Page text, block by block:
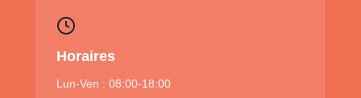
Horaires
Lun-Ven : 08:00-18:00